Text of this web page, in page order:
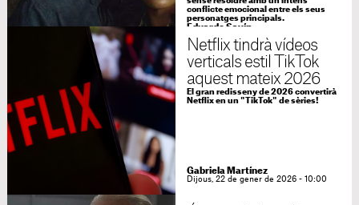
conflicte emocional entre els seus
personatges principals.
Eduardo Savín
Dissabte, 24 de gener de 2026 - 10:00
Netflix tindrà vídeos
verticals estil TikTok
aquest mateix 2026
El gran redisseny de 2026 convertirà
Netflix en un "TikTok" de sèries!
Gabriela Martínez
Dijous, 22 de gener de 2026 - 10:00